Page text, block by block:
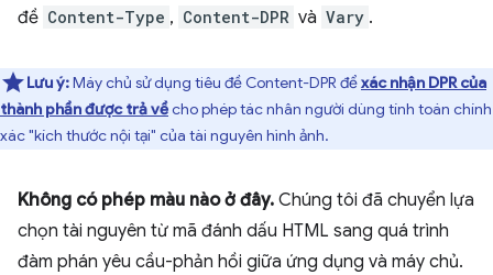
đề Content-Type , Content-DPR và Vary .
Lưu ý:Máy chủ sử dụng tiêu đề Content-DPR đểxác nhận DPR của
thành phần được trả vềcho phép tác nhân người dùng tính toán chính
xác "kích thước nội tại" của tài nguyên hình ảnh.
Không có phép màu nào ở đây. Chúng tôi đã chuyển lựa
chọn tài nguyên từ mã đánh dấu HTML sang quá trình
đàm phán yêu cầu-phản hồi giữa ứng dụng và máy chủ.